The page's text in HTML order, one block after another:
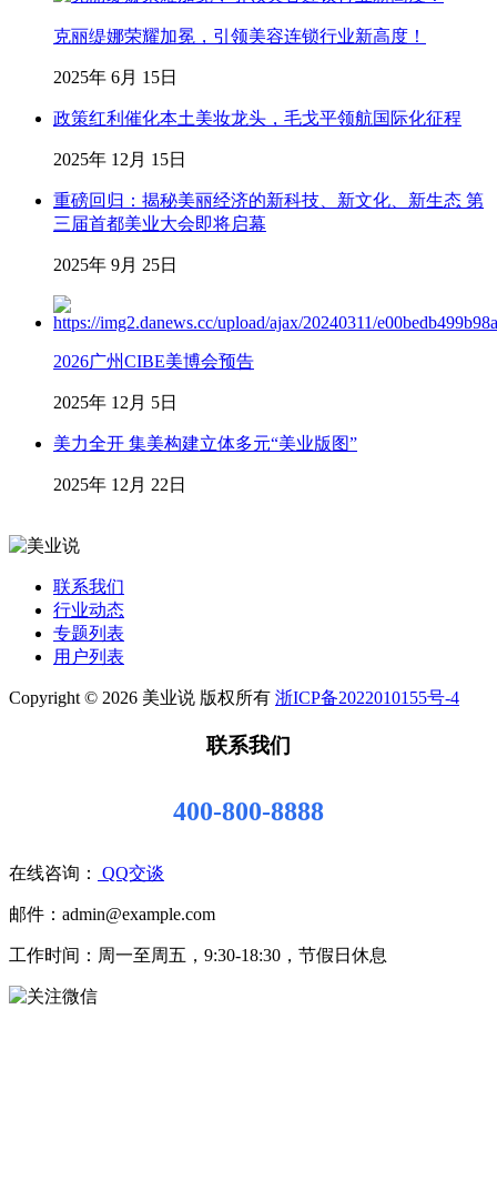
克丽缇娜荣耀加冕，引领美容连锁行业新高度！
2025年 6月 15日
政策红利催化本土美妆龙头，毛戈平领航国际化征程
2025年 12月 15日
重磅回归：揭秘美丽经济的新科技、新文化、新生态 第
三届首都美业大会即将启幕
2025年 9月 25日
2026广州CIBE美博会预告
2025年 12月 5日
美力全开 集美构建立体多元“美业版图”
2025年 12月 22日
联系我们
行业动态
专题列表
用户列表
Copyright © 2026 美业说 版权所有 浙ICP备2022010155号-4
联系我们
400-800-8888
在线咨询： QQ交谈
邮件：admin@example.com
工作时间：周一至周五，9:30-18:30，节假日休息